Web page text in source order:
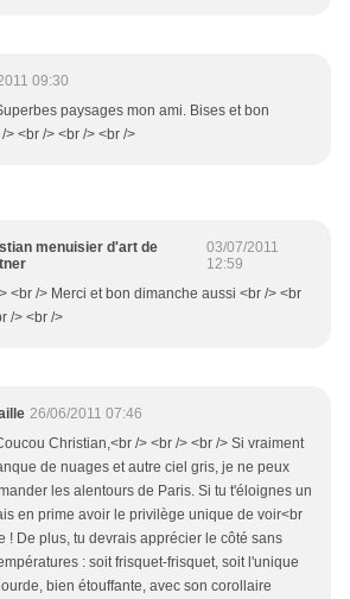
09:30
paysages mon ami. Bises et bon
<br /> <br /> <br />
menuisier d'art de
03/07/2011
12:59
<br /> Merci et bon dimanche aussi <br /> <br
/> <br />
26/06/2011 07:46
Christian,<br /> <br /> <br /> Si vraiment
de nuages et autre ciel gris, je ne peux
les alentours de Paris. Si tu t'éloignes un
en prime avoir le privilège unique de voir<br
! De plus, tu devrais apprécier le côté sans
: soit frisquet-frisquet, soit l'unique
bien étouffante, avec son corollaire